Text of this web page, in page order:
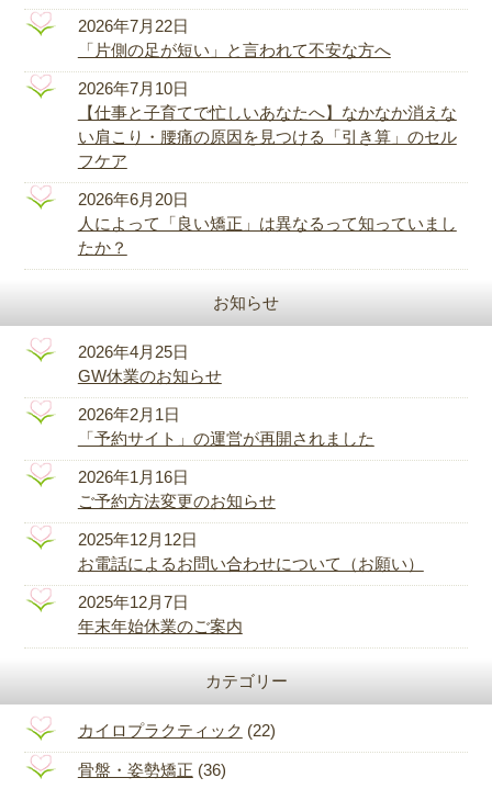
2026年7月22日
「片側の足が短い」と言われて不安な方へ
2026年7月10日
【仕事と子育てで忙しいあなたへ】なかなか消えな
い肩こり・腰痛の原因を見つける「引き算」のセル
フケア
2026年6月20日
人によって「良い矯正」は異なるって知っていまし
たか？
お知らせ
2026年4月25日
GW休業のお知らせ
2026年2月1日
「予約サイト」の運営が再開されました
2026年1月16日
ご予約方法変更のお知らせ
2025年12月12日
お電話によるお問い合わせについて（お願い）
2025年12月7日
年末年始休業のご案内
カテゴリー
カイロプラクティック (22)
骨盤・姿勢矯正 (36)